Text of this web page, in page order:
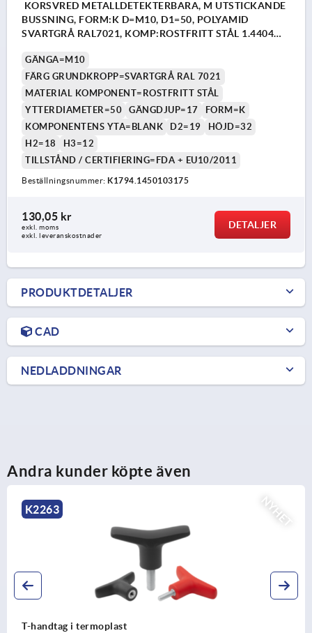
KORSVRED METALLDETEKTERBARA, M UTSTICKANDE
BUSSNING, FORM:K D=M10, D1=50, POLYAMID
SVARTGRÅ RAL7021, KOMP:ROSTFRITT STÅL 1.4404
GÄNGA=M10
FÄRG GRUNDKROPP=SVARTGRÅ RAL 7021
MATERIAL KOMPONENT=ROSTFRITT STÅL
YTTERDIAMETER=50
GÄNGDJUP=17
FORM=K
KOMPONENTENS YTA=BLANK
D2=19
HÖJD=32
H2=18
H3=12
TILLSTÅND / CERTIFIERING=FDA + EU10/2011
Beställningsnummer: K1794.1450103175
130,05 kr
exkl. moms
exkl. leveranskostnader
DETALJER
PRODUKTDETALJER
CAD
NEDLADDNINGAR
Andra kunder köpte även
NYHET
K2263
T-handtag i termoplast